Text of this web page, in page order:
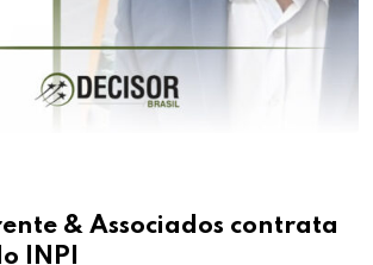
& Associados contrata
INPI